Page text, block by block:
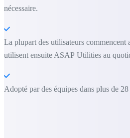
nécessaire.
La plupart des utilisateurs commencent
utilisent ensuite ASAP Utilities au
Adopté par des équipes dans plus de